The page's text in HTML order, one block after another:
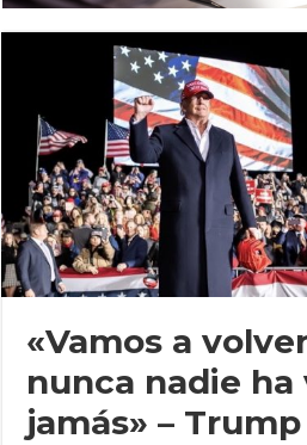
«Vamos a
nunca nadie ha
jamás» – Trump